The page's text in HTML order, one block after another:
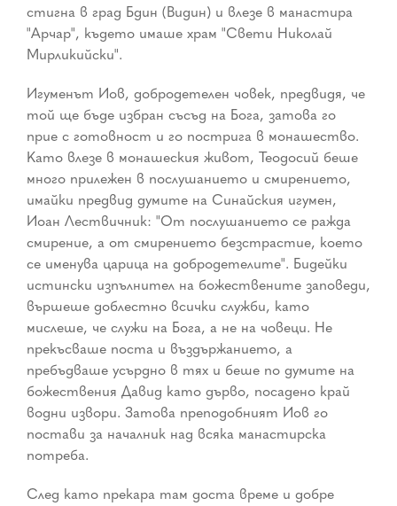
стигна в град Бдин (Видин) и влезе в манастира
"Арчар", където имаше храм "Свети Николай
Мирликийски".
Игуменът Иов, добродетелен човек, предвидя, че
той ще бъде избран съсъд на Бога, затова го
прие с готовност и го пострига в монашество.
Като влезе в монашеския живот, Теодосий беше
много прилежен в послушанието и смирението,
имайки предвид думите на Синайския игумен,
Иоан Лествичник: "От послушанието се ражда
смирение, а от смирението безстрастие, което
се именува царица на добродетелите". Бидейки
истински изпълнител на божествените заповеди,
вършеше доблестно всички служби, като
мислеше, че служи на Бога, а не на човеци. Не
прекъсваше поста и въздържанието, а
пребъдваше усърдно в тях и беше по думите на
божествения Давид като дърво, посадено край
водни извори. Затова преподобният Иов го
постави за началник над всяка манастирска
потреба.
След като прекара там доста време и добре